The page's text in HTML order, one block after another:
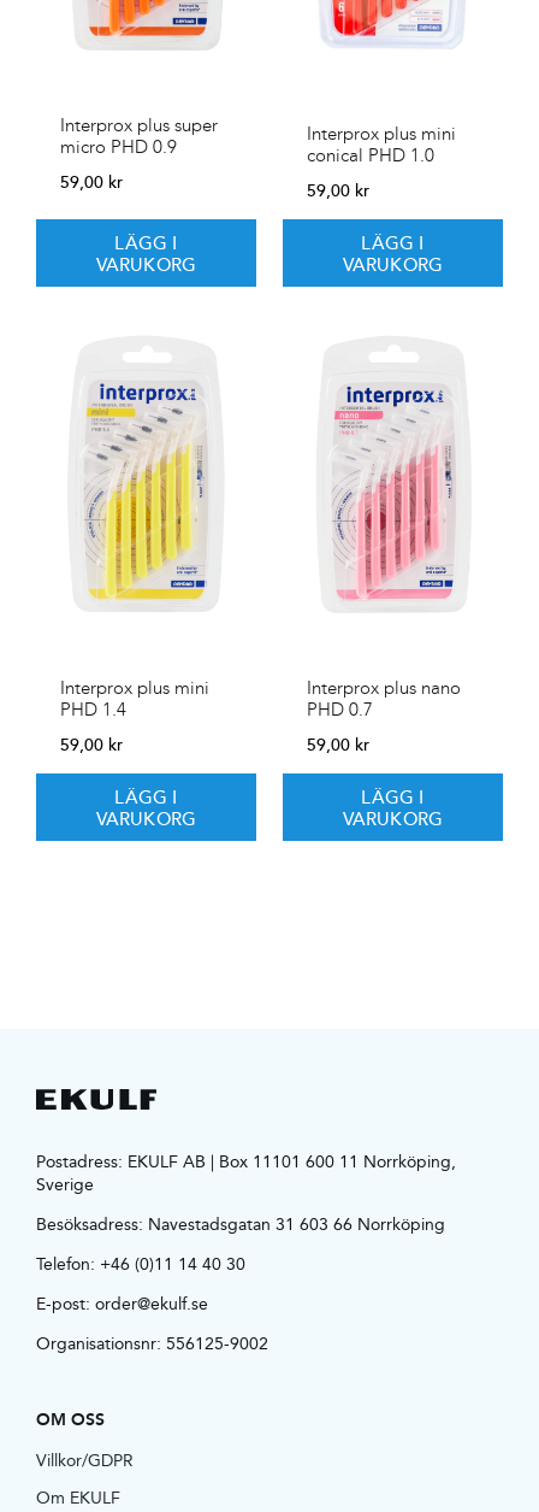
Interprox plus super
micro PHD 0.9
59,00 kr
LÄGG I
VARUKORG
Interprox plus mini
conical PHD 1.0
59,00 kr
LÄGG I
VARUKORG
Interprox plus mini
PHD 1.4
59,00 kr
LÄGG I
VARUKORG
Interprox plus nano
PHD 0.7
59,00 kr
LÄGG I
VARUKORG
Postadress: EKULF AB | Box 11101 600 11 Norrköping,
Sverige
Besöksadress: Navestadsgatan 31 603 66 Norrköping
Telefon: +46 (0)11 14 40 30
E-post: order@ekulf.se
Organisationsnr: 556125-9002
OM OSS
Villkor/GDPR
Om EKULF